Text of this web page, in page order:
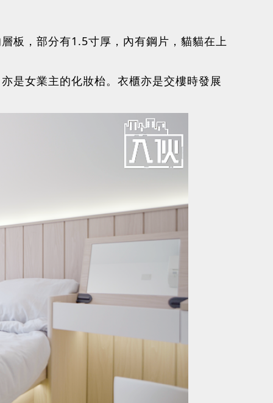
板，部分有1.5寸厚，內有鋼片，貓貓在上
是女業主的化妝枱。衣櫃亦是交樓時發展